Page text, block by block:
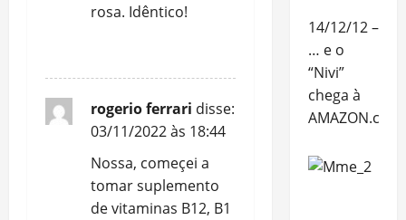
rosa. Idêntico!
rogerio ferrari disse:
03/11/2022 às 18:44
Nossa, começei a
tomar suplemento
de vitaminas B12, B1
14/12/12 –
… e o
“Nivi”
chega à